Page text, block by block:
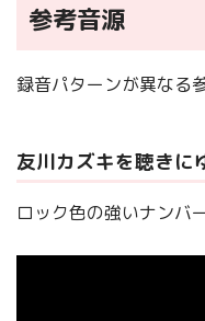
参考音源
録音パターンが異なる
友川カズキを聴きに
ロック色の強いナンバ